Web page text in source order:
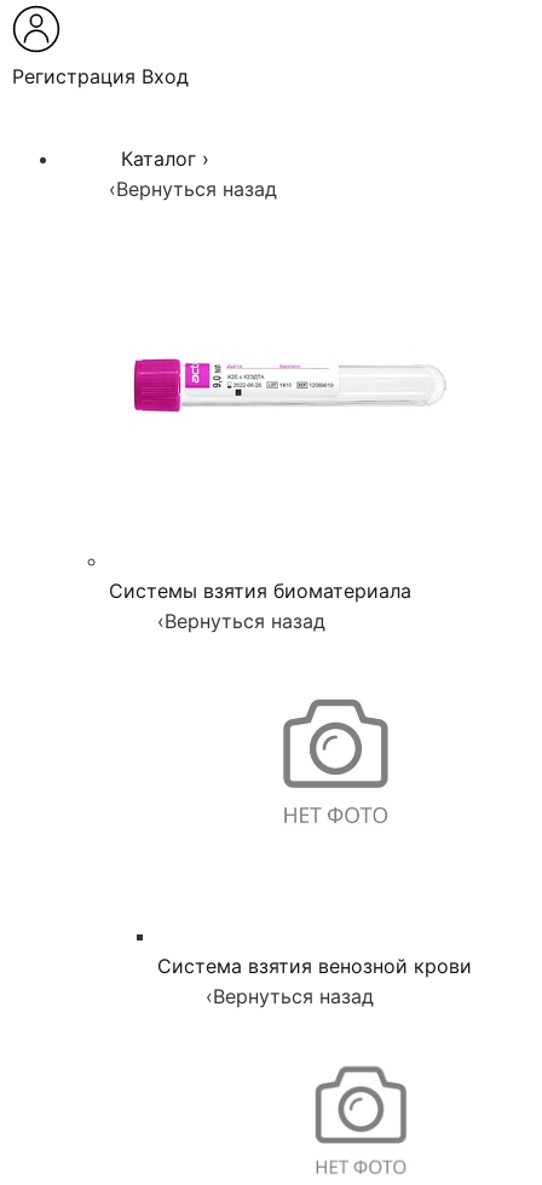
Регистрация Вход
Каталог ›
‹Вернуться назад
Системы взятия биоматериала
‹Вернуться назад
Система взятия венозной крови
‹Вернуться назад